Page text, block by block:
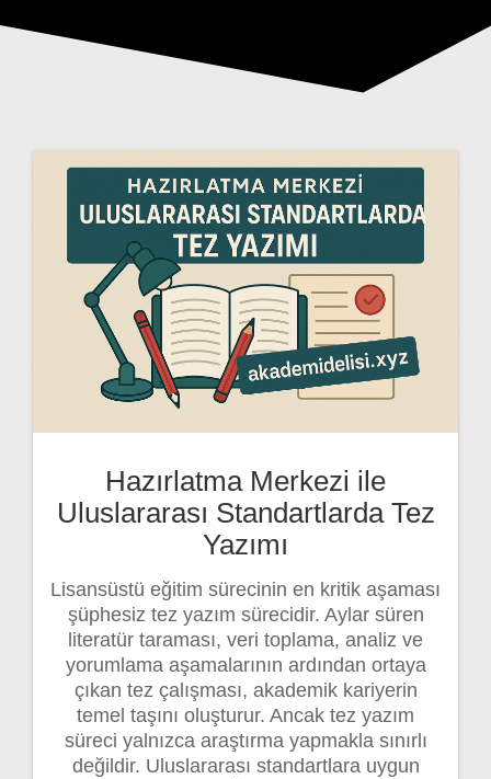
Hazırlatma Merkezi ile
Uluslararası Standartlarda Tez
Yazımı
Lisansüstü eğitim sürecinin en kritik aşaması
şüphesiz tez yazım sürecidir. Aylar süren
literatür taraması, veri toplama, analiz ve
yorumlama aşamalarının ardından ortaya
çıkan tez çalışması, akademik kariyerin
temel taşını oluşturur. Ancak tez yazım
süreci yalnızca araştırma yapmakla sınırlı
değildir. Uluslararası standartlara uygun